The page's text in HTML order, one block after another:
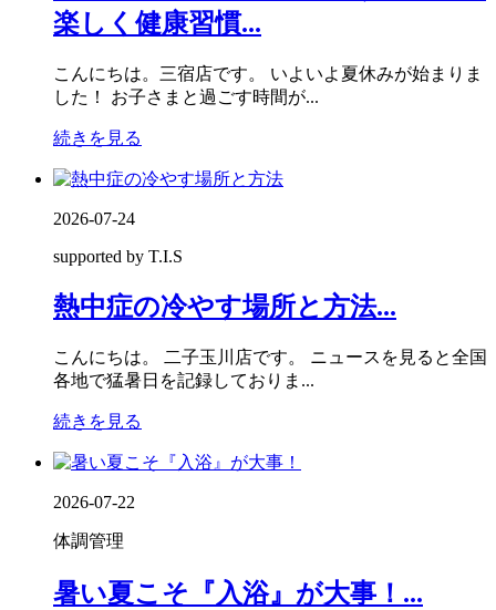
楽しく健康習慣...
こんにちは。三宿店です。 いよいよ夏休みが始まりま
した！ お子さまと過ごす時間が...
続きを見る
2026-07-24
supported by T.I.S
熱中症の冷やす場所と方法...
こんにちは。 二子玉川店です。 ニュースを見ると全国
各地で猛暑日を記録しておりま...
続きを見る
2026-07-22
体調管理
暑い夏こそ『入浴』が大事！...